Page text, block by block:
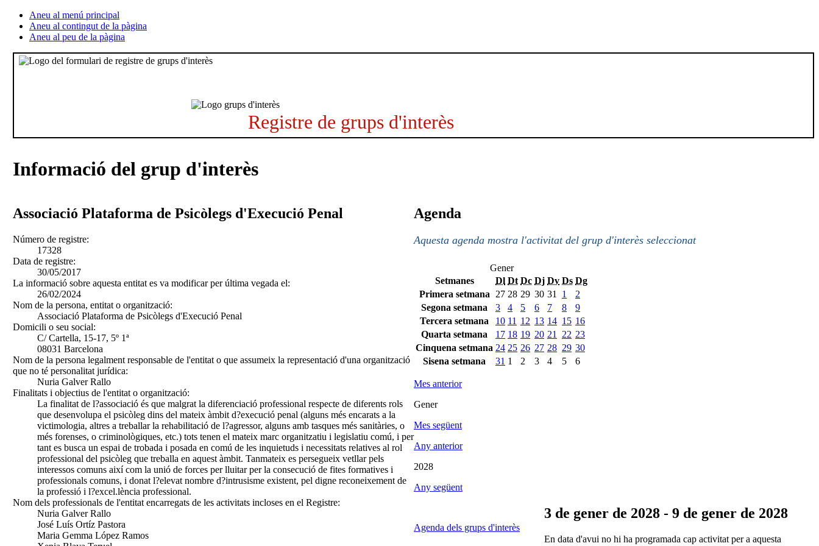
Aneu al menú principal
Aneu al contingut de la pàgina
Aneu al peu de la pàgina
Registre de grups d'interès
Informació del grup d'interès
Associació Plataforma de Psicòlegs d'Execució Penal
Número de registre:
17328
Data de registre:
30/05/2017
La informació sobre aquesta entitat es va modificar per última vegada el:
26/02/2024
Nom de la persona, entitat o organització:
Associació Plataforma de Psicòlegs d'Execució Penal
Domicili o seu social:
C/ Cartella, 15-17, 5º 1ª
08031 Barcelona
Nom de la persona legalment responsable de l'entitat o que assumeix la representació d'una organització
que no té personalitat jurídica:
Nuria Galver Rallo
Finalitats i objectius de l'entitat o organització:
La finalitat de l?associació és que malgrat la diferenciació professional respecte de diferents rols
que desenvolupa el psicòleg dins del mateix àmbit d?execució penal (alguns més encarats a la
victimologia, altres a treballar la rehabilitació de l?agressor, alguns amb tasques més sanitàries, o
més forenses, o criminològiques, etc.) tots tenen el mateix marc organitzatiu i legislatiu comú, i per
tant es busca un espai de trobada i posada en comú de les inquietuds i necessitats relatives al rol
professional del psicòleg que treballa en aquest àmbit. Tanmateix es persegueix vetllar pels
interessos comuns així com la unió de forces per lluitar per la consecució de fites formatives i
professionals comuns, i donat l?elevat nombre d?intrusisme existent, pel digne reconeixement de
la professió i l?excel.lència professional.
Nom dels professionals de l'entitat encarregats de les activitats incloses en el Registre:
Nuria Galver Rallo
José Luís Ortíz Pastora
Maria Gemma López Ramos
Agenda
Aquesta agenda mostra l'activitat del grup d'interès seleccionat
Gener
Setmanes
Dl Dt Dc Dj Dv Ds Dg
Primera setmana
27 28 29 30 31 1
2
Segona setmana
3 4 5 6 7 8
9
Tercera setmana
10 11 12 13 14 15 16
Quarta setmana
17 18 19 20 21 22 23
Cinquena setmana 24 25 26 27 28 29 30
Sisena setmana
31 1 2 3 4 5 6
Mes anterior
Gener
Mes següent
Any anterior
2028
Any següent
Agenda dels grups d'interès
3 de gener de 2028 - 9 de gener de 2028
En data d'avui no hi ha programada cap activitat per a aquesta